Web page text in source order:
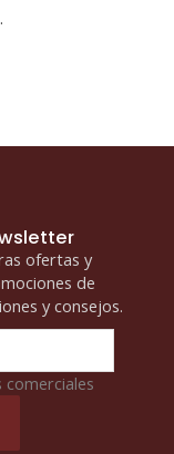
ofertas y
de
y consejos.